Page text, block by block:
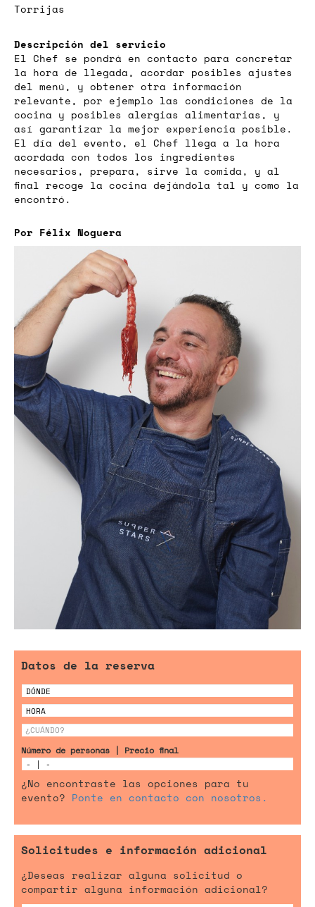
Torrijas
Descripción del servicio
El Chef se pondrá en contacto para concretar
la hora de llegada, acordar posibles ajustes
del menú, y obtener otra información
relevante, por ejemplo las condiciones de la
cocina y posibles alergias alimentarias, y
así garantizar la mejor experiencia posible.
El día del evento, el Chef llega a la hora
acordada con todos los ingredientes
necesarios, prepara, sirve la comida, y al
final recoge la cocina dejándola tal y como la
encontró.
Por Félix Noguera
Datos de la reserva
Número de personas | Precio final
¿No encontraste las opciones para tu
evento? Ponte en contacto con nosotros.
Solicitudes e información adicional
¿Deseas realizar alguna solicitud o
compartir alguna información adicional?